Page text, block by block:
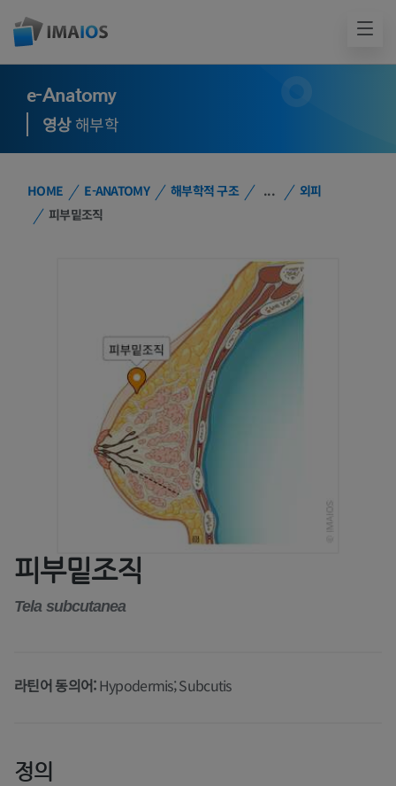
e-Anatomy
영상해부학
HOME E-ANATOMY 해부학적 구조 ...
외피
피부밑조직
피부밑조직
Tela subcutanea
라틴어 동의어:Hypodermis; Subcutis
정의